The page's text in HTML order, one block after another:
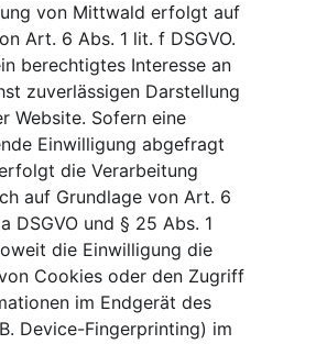
von Mittwald erfolgt auf
Art. 6 Abs. 1 lit. f DSGVO.
berechtigtes Interesse an
zuverlässigen Darstellung
Website. Sofern eine
Einwilligung abgefragt
die Verarbeitung
auf Grundlage von Art. 6
DSGVO und § 25 Abs. 1
die Einwilligung die
Cookies oder den Zugriff
im Endgerät des
Device-Fingerprinting) im